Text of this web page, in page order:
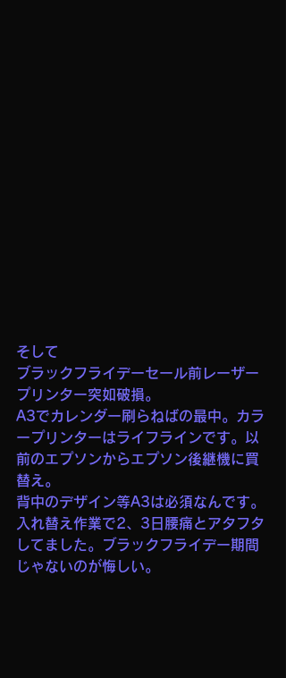
そして
ブラックフライデーセール前レーザー
プリンター突如破損。
A3でカレンダー刷らねばの最中。カラ
ープリンターはライフラインです。以
前のエプソンからエプソン後継機に買
替え。
背中のデザイン等A3は必須なんです。
入れ替え作業で2、3日腰痛とアタフタ
してました。ブラックフライデー期間
じゃないのが悔しい。